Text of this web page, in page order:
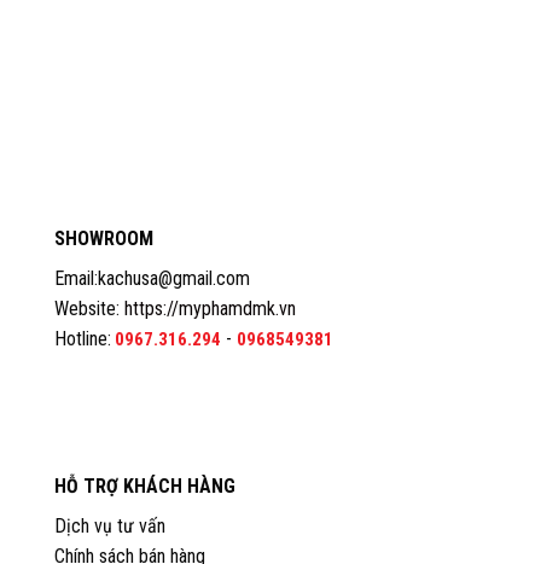
SHOWROOM
Email:kachusa@gmail.com
Website: https://myphamdmk.vn
Hotline: 0967.316.294 - 0968549381
HỖ TRỢ KHÁCH HÀNG
Dịch vụ tư vấn
Chính sách bán hàng